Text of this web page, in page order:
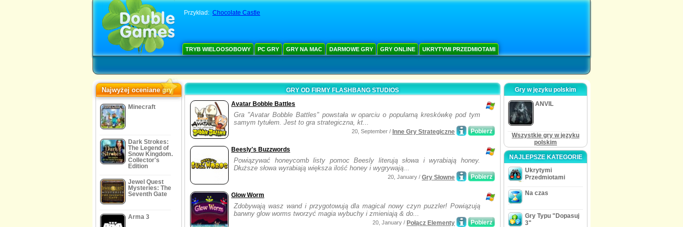
Przykład: Chocolate Castle
TRYB WIELOOSOBOWY PC GRY GRY NA MAC DARMOWE GRY GRY ONLINE UKRYTYMI PRZEDMIOTAMI
Najwyżej oceniane gry
Minecraft
Dark Strokes:
The Legend of
Snow Kingdom.
Collector's
Edition
Jewel Quest
Mysteries: The
Seventh Gate
Arma 3
GRY OD FIRMY FLASHBANG STUDIOS
Avatar Bobble Battles
Gra "Avatar Bobble Battles" powstała w oparciu o popularną kreskówkę pod tym
samym tytułem. Jest to gra strategiczna, kt...
Pobierz
20, September / Inne Gry Strategiczne
Beesly's Buzzwords
Powiązywać honeycomb listy pomoc Beesly literują słowa i wyrabiają honey.
Dłuższe słowa wyrabiają większa ilość honey i wygrywają...
Pobierz
20, January / Gry Słowne
Glow Worm
Zdobywają wasz wand i przygotowują dla magical nowy czyn puzzler! Powiązują
barwny glow worms tworzyć magia wybuchy i zmieniają & do...
Pobierz
20, January / Połącz Elementy
Gry w języku polskim
ANVIL
Wszystkie gry w języku
polskim
NAJLEPSZE KATEGORIE
Ukrytymi
Przedmiotami
Na czas
Gry Typu "Dopasuj
3"